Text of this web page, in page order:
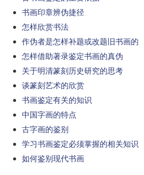
书画印章辨伪捷径
怎样欣赏书法
作伪者是怎样补题或改题旧书画的
怎样借助著录鉴定书画的真伪
关于明清篆刻历史研究的思考
谈篆刻艺术的欣赏
书画鉴定有关的知识
中国字画的特点
古字画的鉴别
学习书画鉴定必须掌握的相关知识
如何鉴别现代书画